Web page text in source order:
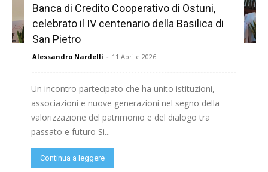
Banca di Credito Cooperativo di Ostuni,
celebrato il IV centenario della Basilica di
San Pietro
Alessandro Nardelli - 11 Aprile 2026
Un incontro partecipato che ha unito istituzioni,
associazioni e nuove generazioni nel segno della
valorizzazione del patrimonio e del dialogo tra
passato e futuro Si...
Continua a leggere